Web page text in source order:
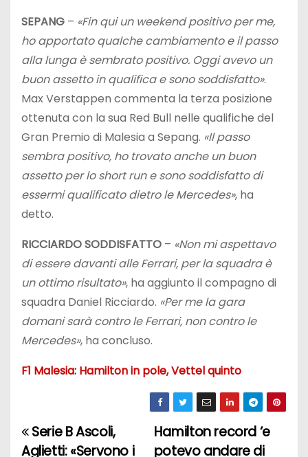
SEPANG – «Fin qui un weekend positivo per me,
ho apportato qualche cambiamento e il passo
alla lunga è sembrato positivo. Oggi avevo un
buon assetto in qualifica e sono soddisfatto».
Max Verstappen commenta la terza posizione
ottenuta con la sua Red Bull nelle qualifiche del
Gran Premio di Malesia a Sepang. «Il passo
sembra positivo, ho trovato anche un buon
assetto per lo short run e sono soddisfatto di
essermi qualificato dietro le Mercedes», ha
detto.
RICCIARDO SODDISFATTO – «Non mi aspettavo
di essere davanti alle Ferrari, per la squadra è
un ottimo risultato», ha aggiunto il compagno di
squadra Daniel Ricciardo. «Per me la gara
domani sarà contro le Ferrari, non contro le
Mercedes», ha concluso.
F1 Malesia: Hamilton in pole, Vettel quinto
N
Hamilton record ‘e
potevo andare di
Serie B Ascoli,
Aglietti: «Servono i